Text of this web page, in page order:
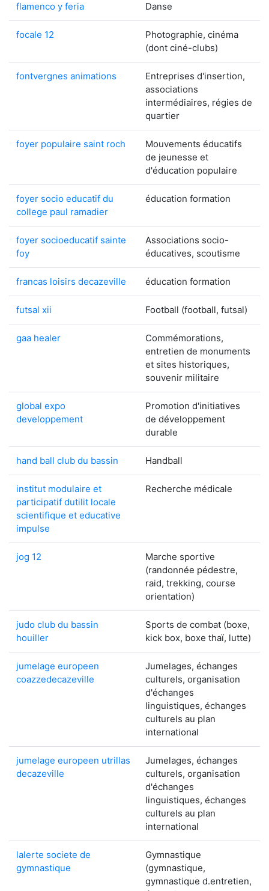
flamenco y feria Danse
focale 12
Photographie, cinéma
(dont ciné-clubs)
fontvergnes animations
Entreprises d'insertion,
associations
intermédiaires, régies de
quartier
foyer populaire saint roch
Mouvements éducatifs
de jeunesse et
d'éducation populaire
foyer socio educatif du
college paul ramadier
éducation formation
foyer socioeducatif sainte
foy
Associations socio-
éducatives, scoutisme
francas loisirs decazeville éducation formation
futsal xii Football (football, futsal)
gaa healer
Commémorations,
entretien de monuments
et sites historiques,
souvenir militaire
global expo
developpement
Promotion d'initiatives
de développement
durable
hand ball club du bassin Handball
institut modulaire et
participatif dutilit locale
scientifique et educative
impulse
Recherche médicale
jog 12
Marche sportive
(randonnée pédestre,
raid, trekking, course
orientation)
judo club du bassin
houiller
Sports de combat (boxe,
kick box, boxe thaï, lutte)
jumelage europeen
coazzedecazeville
Jumelages, échanges
culturels, organisation
d'échanges
linguistiques, échanges
culturels au plan
international
jumelage europeen utrillas
decazeville
Jumelages, échanges
culturels, organisation
d'échanges
linguistiques, échanges
culturels au plan
international
lalerte societe de
gymnastique
Gymnastique
(gymnastique,
gymnastique d.entretien,